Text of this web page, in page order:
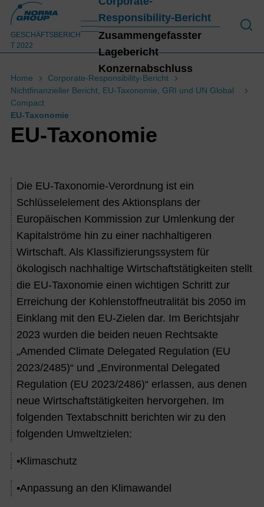
GESCHÄFTSBERICH
T 2022
An
Responsibility-Bericht
Zusammengefasster
Lagebericht
Konzernabschluss
Home
Corporate-Responsibility-Bericht
Nichtfinanzieller Bericht, EU-Taxonomie, GRI und UN Global
Compact
EU-Taxonomie
EU-Taxonomie
Die EU-Taxonomie-Verordnung ist ein
Schlüsselelement des Aktionsplans der
Europäischen Kommission zur Umlenkung der
Kapitalströme hin zu einer nachhaltigeren
Wirtschaft. Als Klassifizierungssystem für
ökologisch nachhaltige Wirtschaftstätigkeiten stellt
die EU-Taxonomie einen wichtigen Schritt zur
Erreichung der Kohlenstoffneutralität bis 2050 im
Einklang mit den EU-Zielen dar. Im Berichtsjahr
2023 wurden die beiden neuen Rechtsakte
„Amended Climate Delegated Regulation (EU
2023/2485)“ und „Environmental Delegated
Regulation (EU 2023/2486)“ erlassen, aus denen
neue Wirtschaftstätigkeiten hervorgehen. Im
folgenden Textabschnitt berichten wir zu den
folgenden Umweltzielen:
•Klimaschutz
•Anpassung an den Klimawandel